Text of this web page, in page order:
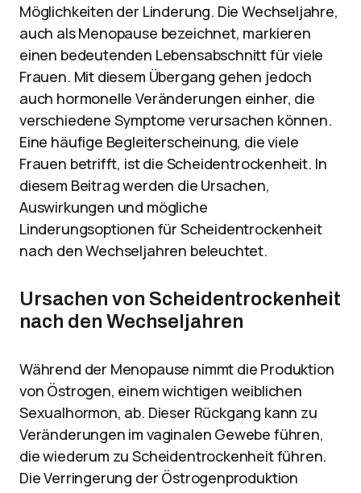
Möglichkeiten der Linderung. Die Wechseljahre,
auch als Menopause bezeichnet, markieren
einen bedeutenden Lebensabschnitt für viele
Frauen. Mit diesem Übergang gehen jedoch
auch hormonelle Veränderungen einher, die
verschiedene Symptome verursachen können.
Eine häufige Begleiterscheinung, die viele
Frauen betrifft, ist die Scheidentrockenheit. In
diesem Beitrag werden die Ursachen,
Auswirkungen und mögliche
Linderungsoptionen für Scheidentrockenheit
nach den Wechseljahren beleuchtet.
Ursachen von Scheidentrockenheit
nach den Wechseljahren
Während der Menopause nimmt die Produktion
von Östrogen, einem wichtigen weiblichen
Sexualhormon, ab. Dieser Rückgang kann zu
Veränderungen im vaginalen Gewebe führen,
die wiederum zu Scheidentrockenheit führen.
Die Verringerung der Östrogenproduktion